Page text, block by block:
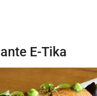
E-Tika